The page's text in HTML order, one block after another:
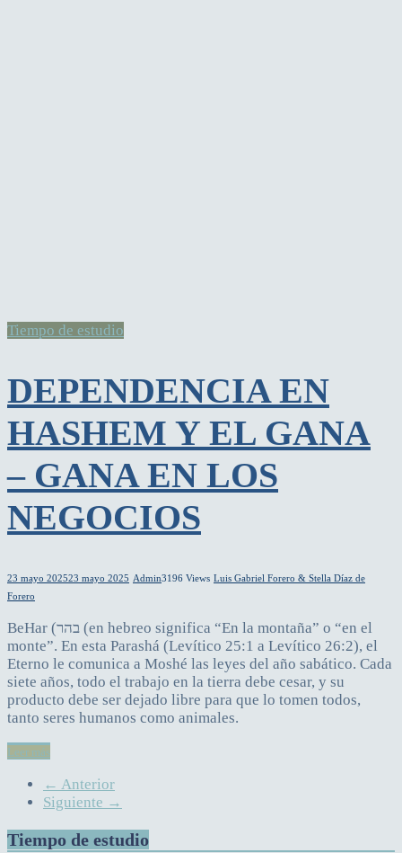
Tiempo de estudio
DEPENDENCIA EN
HASHEM Y EL GANA
– GANA EN LOS
NEGOCIOS
23 mayo 202523 mayo 2025 Admin3196 Views Luis Gabriel Forero & Stella Díaz de
Forero
BeHar (בהר (en hebreo significa “En la montaña” o “en el
monte”. En esta Parashá (Levítico 25:1 a Levítico 26:2), el
Eterno le comunica a Moshé las leyes del año sabático. Cada
siete años, todo el trabajo en la tierra debe cesar, y su
producto debe ser dejado libre para que lo tomen todos,
tanto seres humanos como animales.
Leer más
← Anterior
Siguiente →
Tiempo de estudio